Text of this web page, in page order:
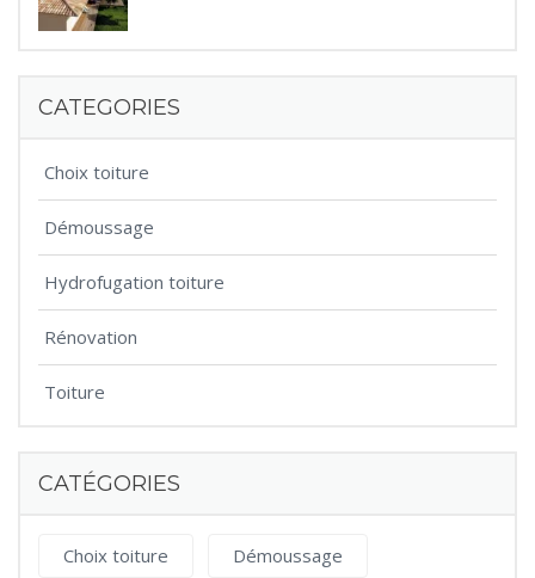
CATEGORIES
Choix toiture
Démoussage
Hydrofugation toiture
Rénovation
Toiture
CATÉGORIES
Choix toiture Démoussage